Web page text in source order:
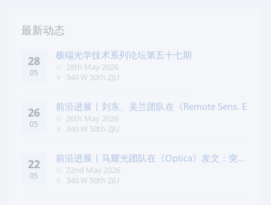
最新动态
28
05
极端光学技术系列论坛第五十七期
28th May 2026
340 W 50th ZJU
26
05
前沿进展 | 刘东、吴兰团队在《Remote Sens. E
26th May 2026
340 W 50th ZJU
22
05
前沿进展 | 马耀光团队在《Optica》发文：突破
几何相位
22nd May 2026
340 W 50th ZJU